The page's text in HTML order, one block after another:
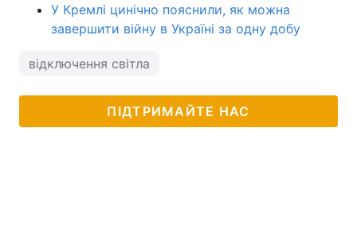
У Кремлі цинічно пояснили, як можна
завершити війну в Україні за одну добу
відключення світла
ПІДТРИМАЙТЕ НАС